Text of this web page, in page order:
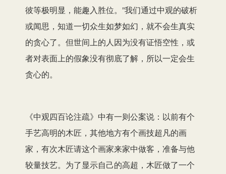
彼等极明显，能趣入胜位。”我们通过中观的破析
或闻思，知道一切众生如梦如幻，就不会生真实
的贪心了。但世间上的人因为没有证悟空性，或
者对表面上的假象没有彻底了解，所以一定会生
贪心的。
《中观四百论注疏》中有一则公案说：以前有个
手艺高明的木匠，其他地方有个画技超凡的画
家，有次木匠请这个画家来家中做客，准备与他
较量技艺。为了显示自己的高超，木匠做了一个